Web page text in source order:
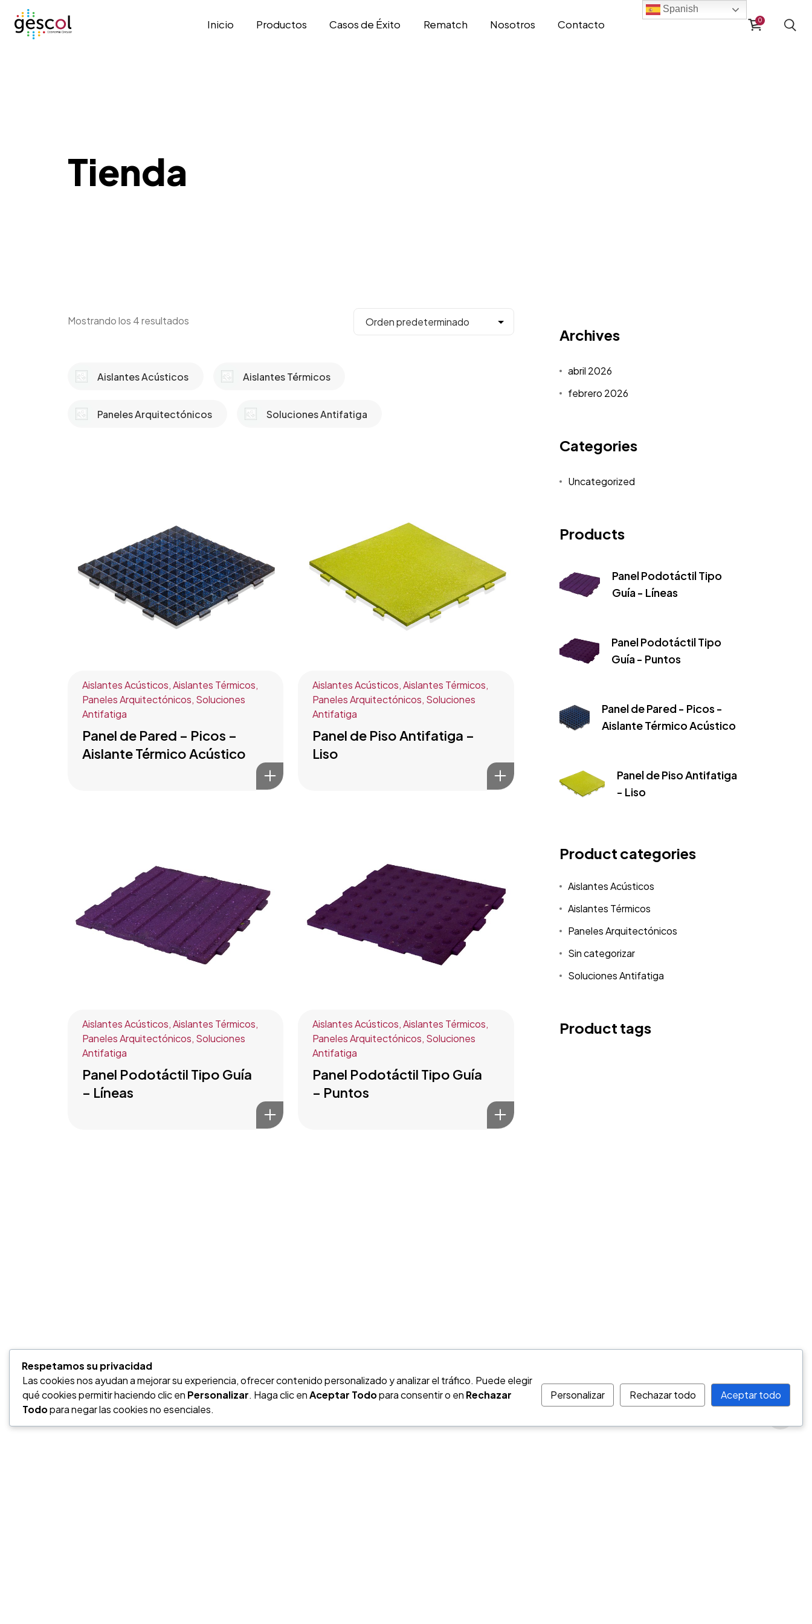
Inicio Productos Casos de Éxito Rematch Nosotros Contacto 0
Tienda
Mostrando los 4 resultados
Aislantes Acústicos Aislantes Térmicos
Paneles Arquitectónicos Soluciones Antifatiga
Aislantes Acústicos,Aislantes Térmicos,
Paneles Arquitectónicos, Soluciones
Antifatiga
Panel de Pared – Picos –
Aislante Térmico Acústico
Aislantes Acústicos,Aislantes Térmicos,
Paneles Arquitectónicos, Soluciones
Antifatiga
Panel de Piso Antifatiga –
Liso
Aislantes Acústicos,Aislantes Térmicos,
Paneles Arquitectónicos, Soluciones
Antifatiga
Panel Podotáctil Tipo Guía
– Líneas
Aislantes Acústicos,Aislantes Térmicos,
Paneles Arquitectónicos, Soluciones
Antifatiga
Panel Podotáctil Tipo Guía
– Puntos
Archives
abril 2026
febrero 2026
Categories
Uncategorized
Products
Panel Podotáctil Tipo
Guía - Líneas
Panel Podotáctil Tipo
Guía - Puntos
Panel de Pared - Picos -
Aislante Térmico Acústico
Panel de Piso Antifatiga
- Liso
Product categories
Aislantes Acústicos
Aislantes Térmicos
Paneles Arquitectónicos
Sin categorizar
Soluciones Antifatiga
Product tags
¿Tienes un
Spanish
Respetamos su privacidad
Las cookies nos ayudan a mejorar su experiencia, ofrecer contenido personalizado y analizar el tráfico. Puede elegir
qué cookies permitir haciendo clic en Personalizar. Haga clic enAceptar Todopara consentir o en Rechazar
Todopara negar las cookies no esenciales.
Personalizar Rechazar todo Aceptar todo